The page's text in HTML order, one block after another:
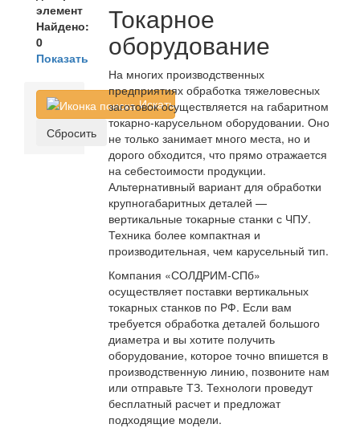
Найдено:
0
Показать
Искать
Сбросить
Токарное
оборудование
На многих производственных
предприятиях обработка тяжеловесных
заготовок осуществляется на габаритном
токарно-карусельном оборудовании. Оно
не только занимает много места, но и
дорого обходится, что прямо отражается
на себестоимости продукции.
Альтернативный вариант для обработки
крупногабаритных деталей —
вертикальные токарные станки с ЧПУ.
Техника более компактная и
производительная, чем карусельный тип.
Компания «СОЛДРИМ-СПб»
осуществляет поставки вертикальных
токарных станков по РФ. Если вам
требуется обработка деталей большого
диаметра и вы хотите получить
оборудование, которое точно впишется в
производственную линию, позвоните нам
или отправьте ТЗ. Технологи проведут
бесплатный расчет и предложат
подходящие модели.